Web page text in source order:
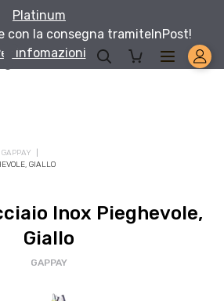
Platinum
con la consegna tramiteInPost!
infomazioni
GAPPAY
GIALLO
Inox Pieghevole,
Giallo
GAPPAY